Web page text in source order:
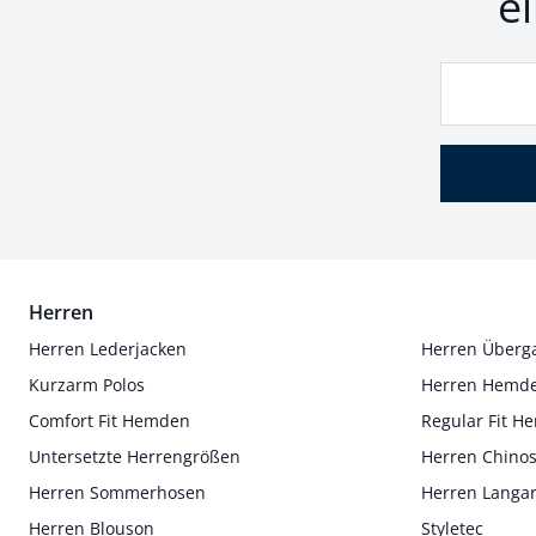
Herren
Herren Lederjacken
Herren
Kurzarm Polos
Herren
Comfort Fit Hemden
Regular Fit
Untersetzte Herrengrößen
Herren Chinos
Herren Sommerhosen
Herren
Herren Blouson
Styletec